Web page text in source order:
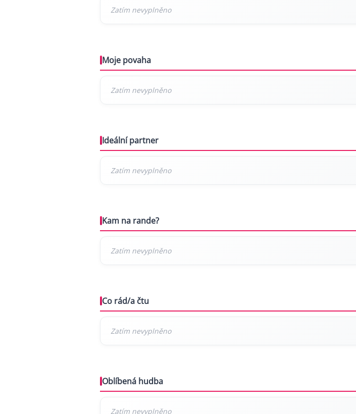
Moje povaha
Ideální partner
Kam na rande?
Co rád/a čtu
Oblíbená hudba